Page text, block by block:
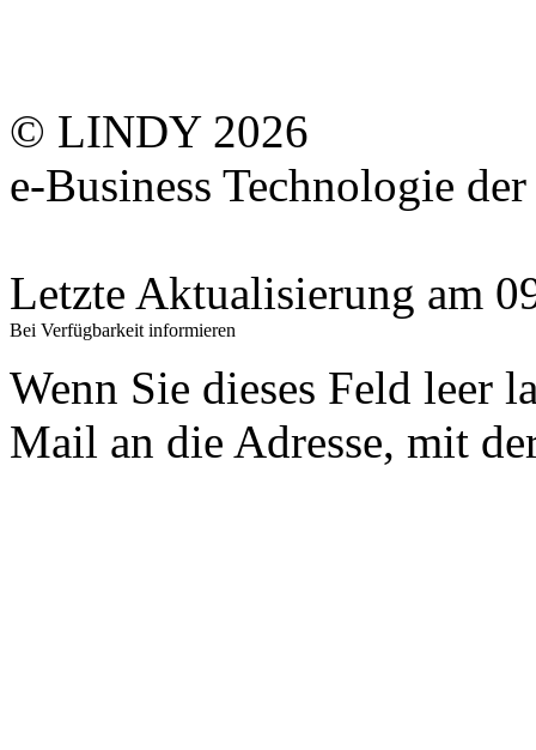
© LINDY 2026
e-Business Technologie
Letzte Aktualisierung am
Bei Verfügbarkeit informieren
Wenn Sie dieses Feld leer
Mail an die Adresse, mit